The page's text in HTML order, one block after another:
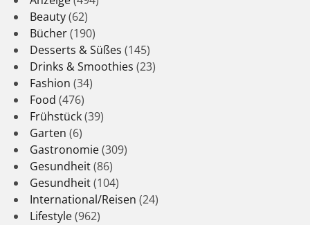
Beauty(62)
Bücher(190)
Desserts & Süßes (145)
Drinks & Smoothies (23)
Fashion (34)
Food (476)
Frühstück(39)
Garten (6)
Gastronomie(309)
Gesundheit(86)
Gesundheit(104)
International/Reisen (24)
Lifestyle(962)